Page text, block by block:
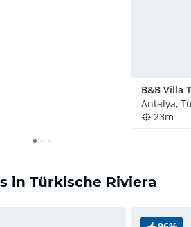
B&B Villa
Antalya,
23m
in Türkische Riviera